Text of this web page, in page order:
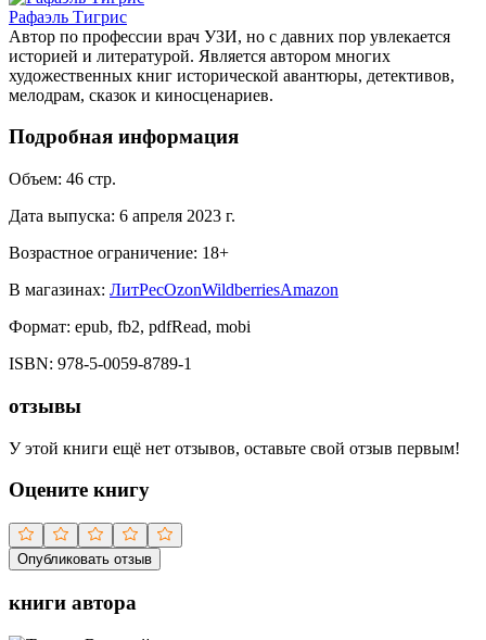
Рафаэль Тигрис
Автор по профессии врач УЗИ, но с давних пор увлекается
историей и литературой. Является автором многих
художественных книг исторической авантюры, детективов,
мелодрам, сказок и киносценариев.
Подробная информация
Объем: 46 стр.
Дата выпуска: 6 апреля 2023 г.
Возрастное ограничение: 18+
В магазинах: ЛитРесOzonWildberriesAmazon
Формат: epub, fb2, pdfRead, mobi
ISBN: 978-5-0059-8789-1
отзывы
У этой книги ещё нет отзывов, оставьте свой отзыв первым!
Оцените книгу
Опубликовать отзыв
книги автора